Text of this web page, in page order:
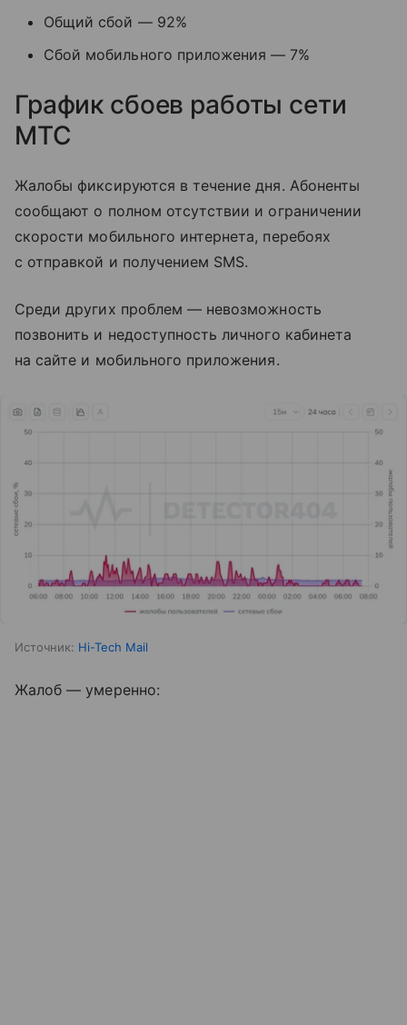
Общий сбой — 92%
Сбой мобильного приложения — 7%
График сбоев работы сети
МТС
Жалобы фиксируются в течение дня. Абоненты
сообщают о полном отсутствии и ограничении
скорости мобильного интернета, перебоях
с отправкой и получением SMS.
Среди других проблем — невозможность
позвонить и недоступность личного кабинета
на сайте и мобильного приложения.
Источник: Hi-Tech Mail
Жалоб — умеренно: